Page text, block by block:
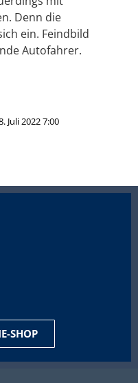
Denn die
ein. Feindbild
Autofahrer.
Juli 2022 7:00
SHOP